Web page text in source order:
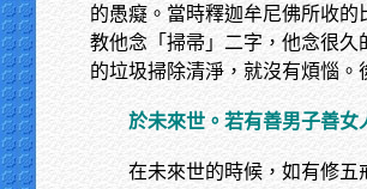
的愚癡。當時釋迦牟尼佛所收
教他念「掃帚」二字，他念很
的垃圾掃除清淨，就沒有煩惱。
於未來世。若有善男子善
在未來世的時候，如有修五